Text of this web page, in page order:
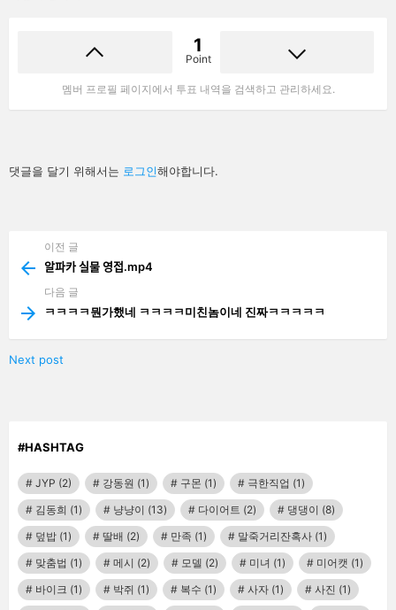
1
Point
멤버 프로필 페이지에서 투표 내역을 검색하고 관리하세요.
답
글
댓글을 달기 위해서는 로그인해야합니다.
more
이전 글
알파카 실물 영접.mp4
다음 글
ㅋㅋㅋㅋ뭔가했네 ㅋㅋㅋㅋ미친놈이네 진짜ㅋㅋㅋㅋㅋ
Next post
#HASHTAG
JYP (2) 강동원 (1) 구몬 (1) 극한직업 (1)
김동희 (1) 냥냥이 (13) 다이어트 (2) 댕댕이 (8)
덮밥 (1) 딸배 (2) 만족 (1) 말죽거리잔혹사 (1)
맞춤법 (1) 메시 (2) 모델 (2) 미녀 (1) 미어캣 (1)
바이크 (1) 박쥐 (1) 복수 (1) 사자 (1) 사진 (1)